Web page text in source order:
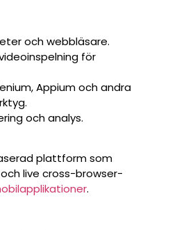
och webbläsare.
för
Appium och andra
och analys.
plattform som
live cross-browser-
.